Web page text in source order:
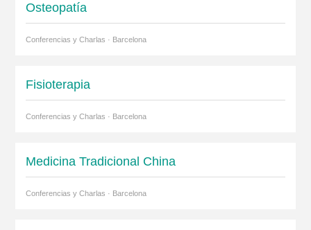
Osteopatía
Conferencias y Charlas · Barcelona
Fisioterapia
Conferencias y Charlas · Barcelona
Medicina Tradicional China
Conferencias y Charlas · Barcelona